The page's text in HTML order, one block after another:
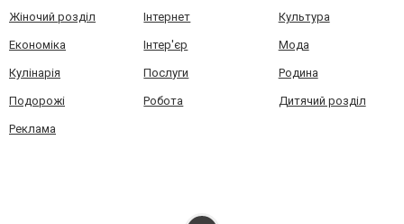
Жіночий розділ Інтернет Культура
Економіка Інтер'єр Мода
Кулінарія Послуги Родина
Подорожі Робота Дитячий розділ
Реклама